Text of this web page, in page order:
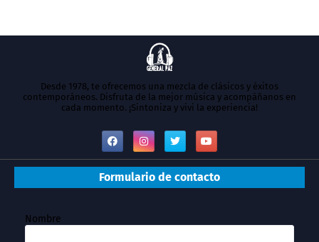
Desde 1978, te ofrecemos una mezcla de clásicos y éxitos
contemporáneos. Disfruta de la mejor música y acompáñanos en
cada momento. ¡Sintoniza y vivi la experiencia!
Formulario de contacto
Nombre